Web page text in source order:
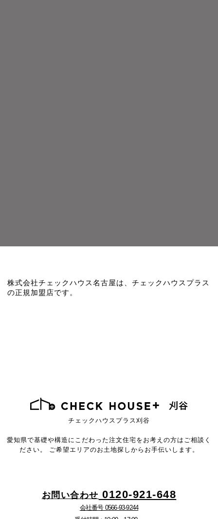
株式会社チェックハウス名古屋は、チェックハウスプラス
の正規加盟店です。
チェックハウスプラス刈谷
愛知県で基礎や構造にこだわった注文住宅を お考えの方はご相談く
ださい。
ご希望エリアのお土地探しからお手伝いします。
お問い合わせ 0120-921-648
会社番号 0566-93-9244